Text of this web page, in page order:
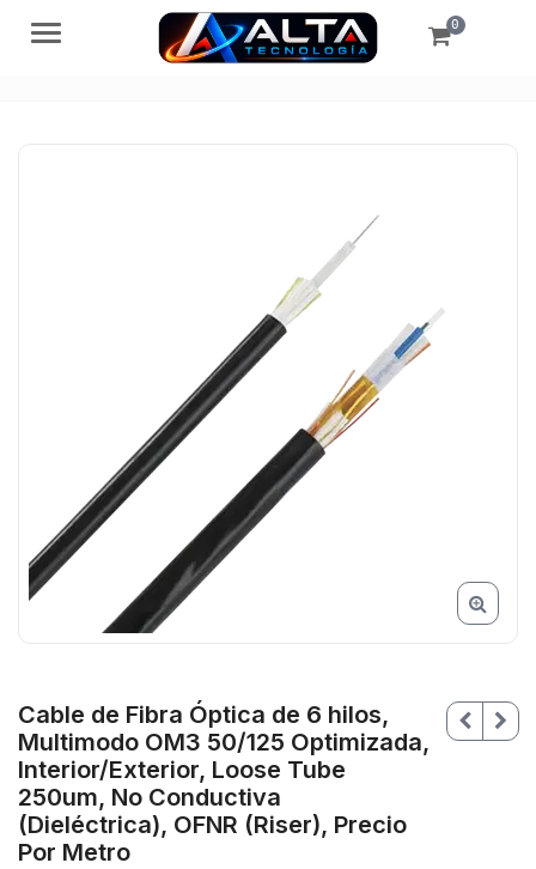
Menú 0
Cable de Fibra Óptica de 6 hilos,
Multimodo OM3 50/125 Optimizada,
Interior/Exterior, Loose Tube
250um, No Conductiva
(Dieléctrica), OFNR (Riser), Precio
Por Metro